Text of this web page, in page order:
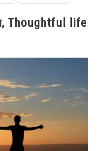
Thoughtful life